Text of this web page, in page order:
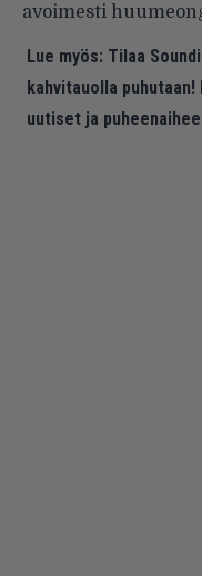
avoimesti
Lue myös: Tilaa
kahvitauolla
uutiset ja